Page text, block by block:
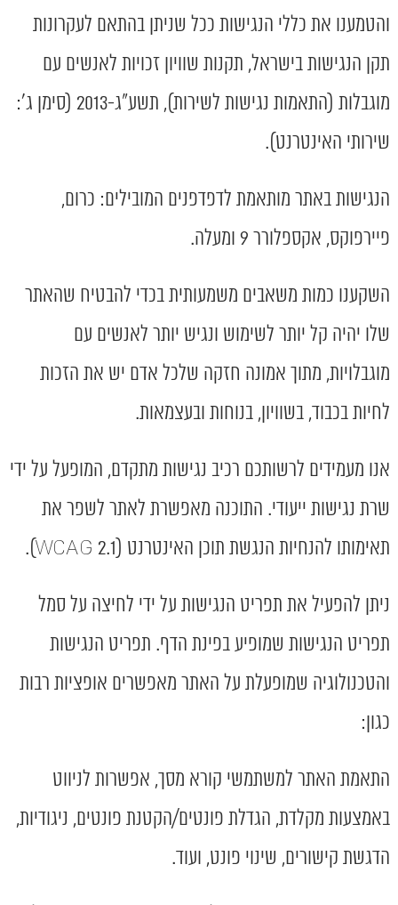
והטמענו את כללי הנגישות ככל שניתן בהתאם לעקרונות
תקן הנגישות בישראל, תקנות שוויון זכויות לאנשים עם
מוגבלות (התאמות נגישות לשירות), תשע"ג-2013 (סימן ג':
שירותי האינטרנט).
הנגישות באתר מותאמת לדפדפנים המובילים: כרום,
פיירפוקס, אקספלורר 9 ומעלה.
השקענו כמות משאבים משמעותית בכדי להבטיח שהאתר
שלו יהיה קל יותר לשימוש ונגיש יותר לאנשים עם
מוגבלויות, מתוך אמונה חזקה שלכל אדם יש את הזכות
לחיות בכבוד, בשוויון, בנוחות ובעצמאות.
אנו מעמידים לרשותכם רכיב נגישות מתקדם, המופעל על ידי
שרת נגישות ייעודי. התוכנה מאפשרת לאתר לשפר את
תאימותו להנחיות הנגשת תוכן האינטרנט (WCAG 2.1).
ניתן להפעיל את תפריט הנגישות על ידי לחיצה על סמל
תפריט הנגישות שמופיע בפינת הדף. תפריט הנגישות
והטכנולוגיה שמופעלת על האתר מאפשרים אופציות רבות
כגון:
התאמת האתר למשתמשי קורא מסך, אפשרות לניווט
באמצעות מקלדת, הגדלת פונטים/הקטנת פונטים, ניגודיות,
הדגשת קישורים, שינוי פונט, ועוד.